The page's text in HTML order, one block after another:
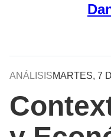
ANÁLISISMARTES, 7